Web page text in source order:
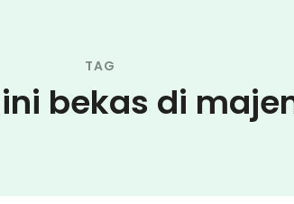
TAG
bekas di